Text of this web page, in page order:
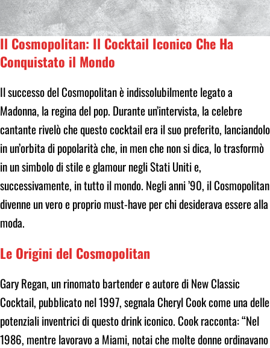
Il Cosmopolitan: Il Cocktail Iconico Che Ha
Conquistato il Mondo
Il successo del Cosmopolitan è indissolubilmente legato a
Madonna, la regina del pop. Durante un’intervista, la celebre
cantante rivelò che questo cocktail era il suo preferito, lanciandolo
in un’orbita di popolarità che, in men che non si dica, lo trasformò
in un simbolo di stile e glamour negli Stati Uniti e,
successivamente, in tutto il mondo. Negli anni ’90, il Cosmopolitan
divenne un vero e proprio must-have per chi desiderava essere alla
moda.
Le Origini del Cosmopolitan
Gary Regan, un rinomato bartender e autore di New Classic
Cocktail, pubblicato nel 1997, segnala Cheryl Cook come una delle
potenziali inventrici di questo drink iconico. Cook racconta: “Nel
1986, mentre lavoravo a Miami, notai che molte donne ordinavano